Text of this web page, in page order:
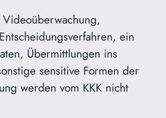
ein
Übermittlungen ins
sensitive Formen der
werden vom KKK nicht